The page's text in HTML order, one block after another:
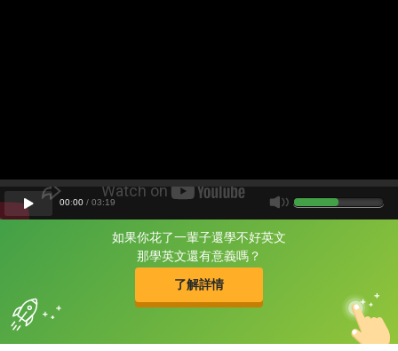
如果你花了一輩子還學不好英文
那學英文還有意義嗎？
了解詳情
片尾有
攻其不背
的品牌故事
00:00 / 03:19